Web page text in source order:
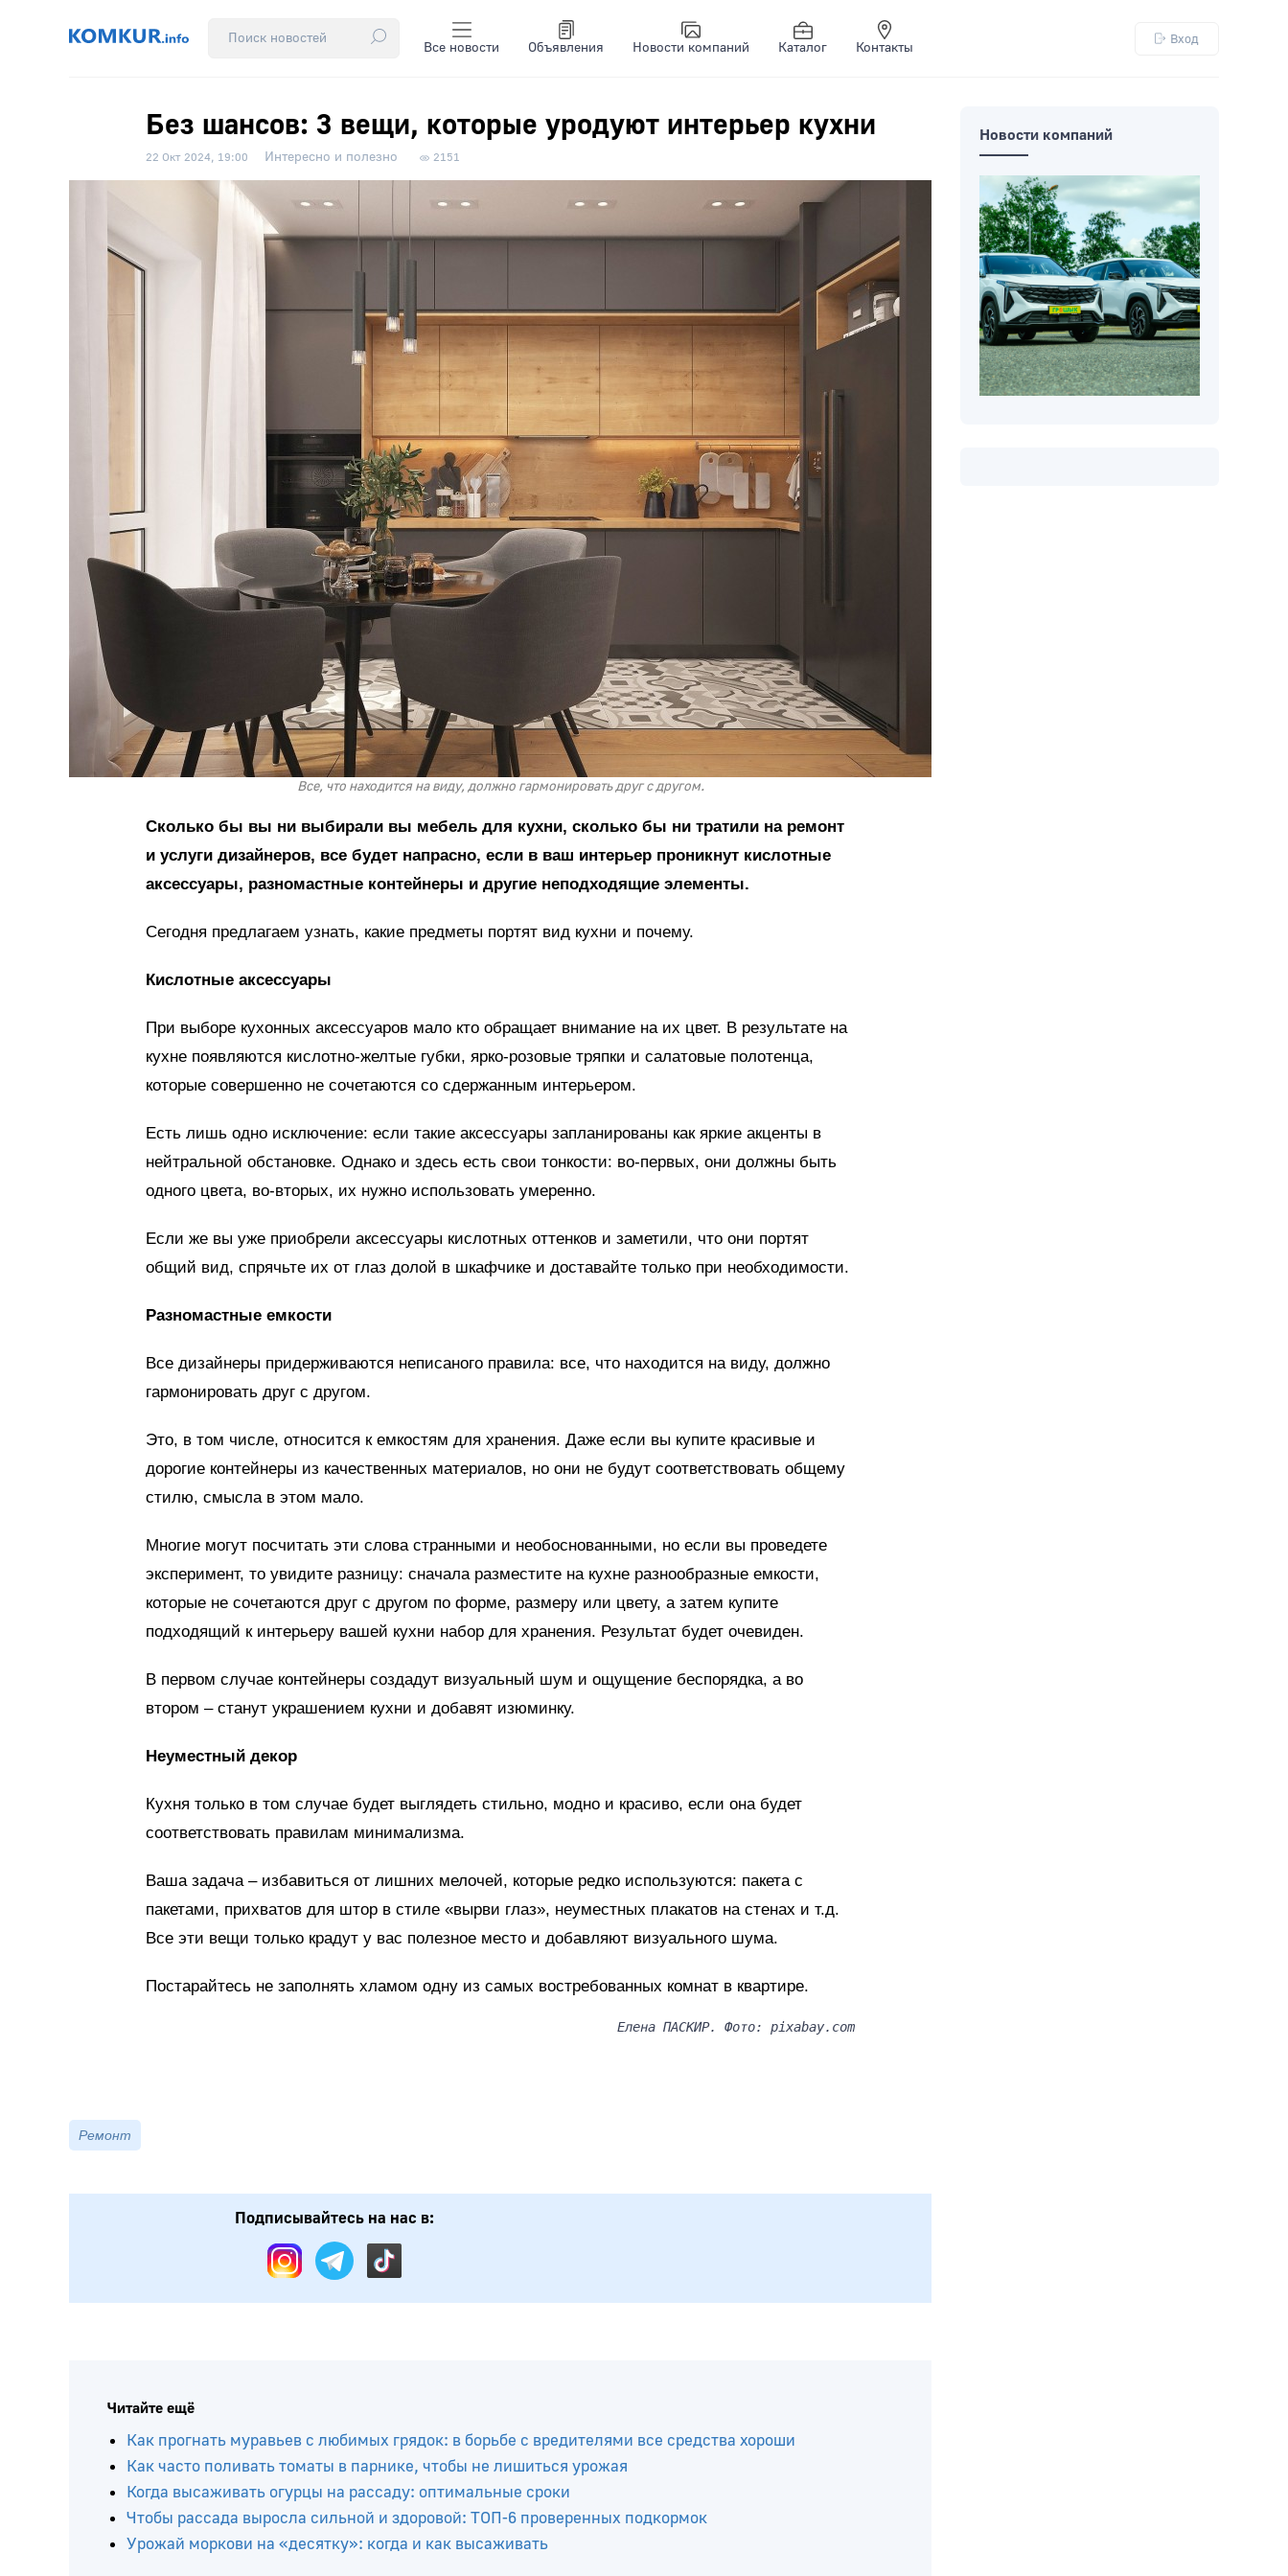
Все новости Объявления Новости компаний Каталог Контакты
Вход
Без шансов: 3 вещи, которые уродуют интерьер кухни
22 Окт 2024, 19:00 Интересно и полезно 2151
Все, что находится на виду, должно гармонировать друг с другом.
Сколько бы вы ни выбирали вы мебель для кухни, сколько бы ни тратили на ремонт
и услуги дизайнеров, все будет напрасно, если в ваш интерьер проникнут кислотные
аксессуары, разномастные контейнеры и другие неподходящие элементы.
Сегодня предлагаем узнать, какие предметы портят вид кухни и почему.
Кислотные аксессуары
При выборе кухонных аксессуаров мало кто обращает внимание на их цвет. В результате на
кухне появляются кислотно-желтые губки, ярко-розовые тряпки и салатовые полотенца,
которые совершенно не сочетаются со сдержанным интерьером.
Есть лишь одно исключение: если такие аксессуары запланированы как яркие акценты в
нейтральной обстановке. Однако и здесь есть свои тонкости: во-первых, они должны быть
одного цвета, во-вторых, их нужно использовать умеренно.
Если же вы уже приобрели аксессуары кислотных оттенков и заметили, что они портят
общий вид, спрячьте их от глаз долой в шкафчике и доставайте только при необходимости.
Разномастные емкости
Все дизайнеры придерживаются неписаного правила: все, что находится на виду, должно
гармонировать друг с другом.
Это, в том числе, относится к емкостям для хранения. Даже если вы купите красивые и
дорогие контейнеры из качественных материалов, но они не будут соответствовать общему
стилю, смысла в этом мало.
Многие могут посчитать эти слова странными и необоснованными, но если вы проведете
эксперимент, то увидите разницу: сначала разместите на кухне разнообразные емкости,
которые не сочетаются друг с другом по форме, размеру или цвету, а затем купите
подходящий к интерьеру вашей кухни набор для хранения. Результат будет очевиден.
В первом случае контейнеры создадут визуальный шум и ощущение беспорядка, а во
втором – станут украшением кухни и добавят изюминку.
Неуместный декор
Кухня только в том случае будет выглядеть стильно, модно и красиво, если она будет
соответствовать правилам минимализма.
Ваша задача – избавиться от лишних мелочей, которые редко используются: пакета с
пакетами, прихватов для штор в стиле «вырви глаз», неуместных плакатов на стенах и т.д.
Все эти вещи только крадут у вас полезное место и добавляют визуального шума.
Постарайтесь не заполнять хламом одну из самых востребованных комнат в квартире.
Елена ПАСКИР. Фото: pixabay.com
Ремонт
Подписывайтесь на нас в:
Читайте ещё
Как прогнать муравьев с любимых грядок: в борьбе с вредителями все средства хороши
Как часто поливать томаты в парнике, чтобы не лишиться урожая
Новости компаний